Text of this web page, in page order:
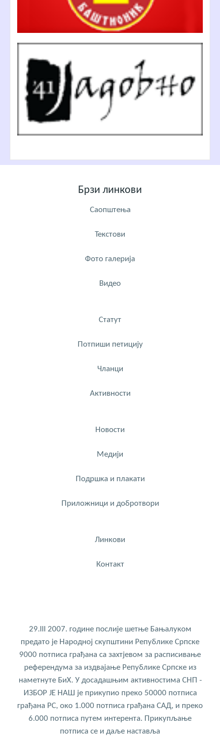
Брзи линкови
Саопштења
Текстови
Фото галерија
Видео
Статут
Потпиши петицију
Чланци
Активности
Новости
Медији
Подршка и плакати
Приложници и добротвори
Линкови
Контакт
29.III 2007. године послије шетње Бањалуком
предато је Народној скупштини Републике Српске
9000 потписа грађана са захтјевом за расписивање
референдума за издвајање Републике Српске из
наметнуте БиХ. У досадашњим активностима СНП -
ИЗБОР ЈЕ НАШ је прикупио преко 50000 потписа
грађана РС, око 1.000 потписа грађана САД, и преко
6.000 потписа путем интерента. Прикупљање
потписа се и даље наставља